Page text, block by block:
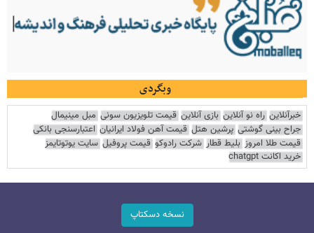
وبگردی
خبرآنلاین راه نو آنلاین بازی آنلاین قیمت تلویزیون سونی مبل مینیمال
جراح بینی گوشتی پرشین هتل قیمت آهن فولاد ایرانیان اعتبارسنجی بانکی
قیمت طلا امروز بلیط قطار شرکت رادوکو قیمت پروفیل سایت یوتوتایمز
خرید اکانت chatgpt
نسخه دسکتاپ